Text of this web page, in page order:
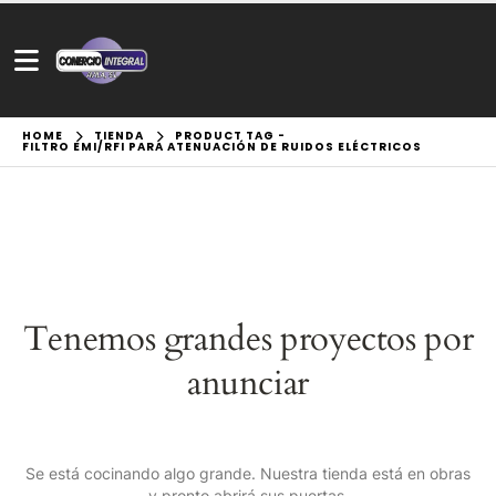
HOME TIENDA PRODUCT TAG -
FILTRO EMI/RFI PARA ATENUACIÓN DE RUIDOS ELÉCTRICOS
Tenemos grandes proyectos por
anunciar
Se está cocinando algo grande. Nuestra tienda está en obras